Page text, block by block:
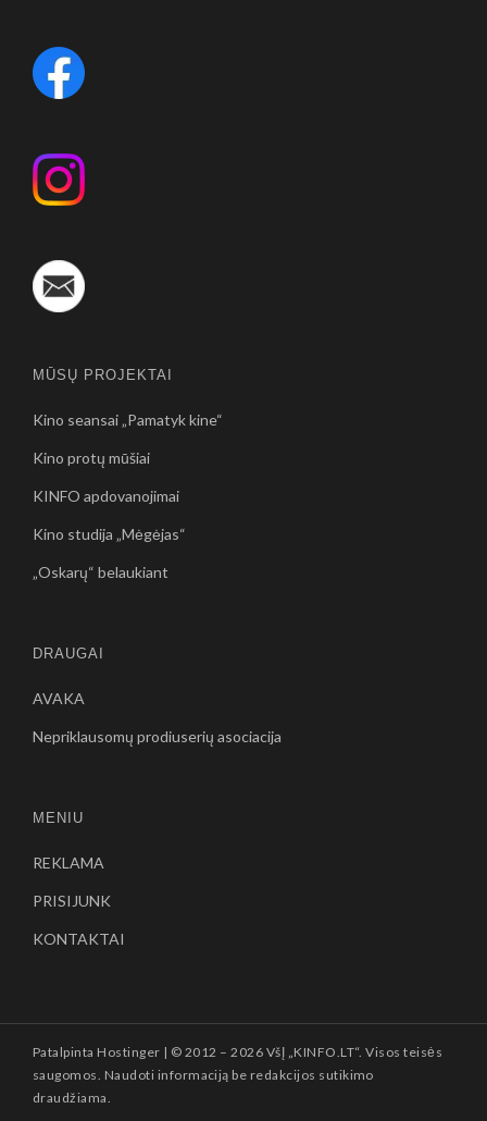
MŪSŲ PROJEKTAI
Kino seansai „Pamatyk kine“
Kino protų mūšiai
KINFO apdovanojimai
Kino studija „Mėgėjas“
„Oskarų“ belaukiant
DRAUGAI
AVAKA
Nepriklausomų prodiuserių asociacija
MENIU
REKLAMA
PRISIJUNK
KONTAKTAI
Patalpinta Hostinger | © 2012 –2026 VšĮ „KINFO.LT“. Visos teisės
saugomos. Naudoti informaciją be redakcijos sutikimo
draudžiama.